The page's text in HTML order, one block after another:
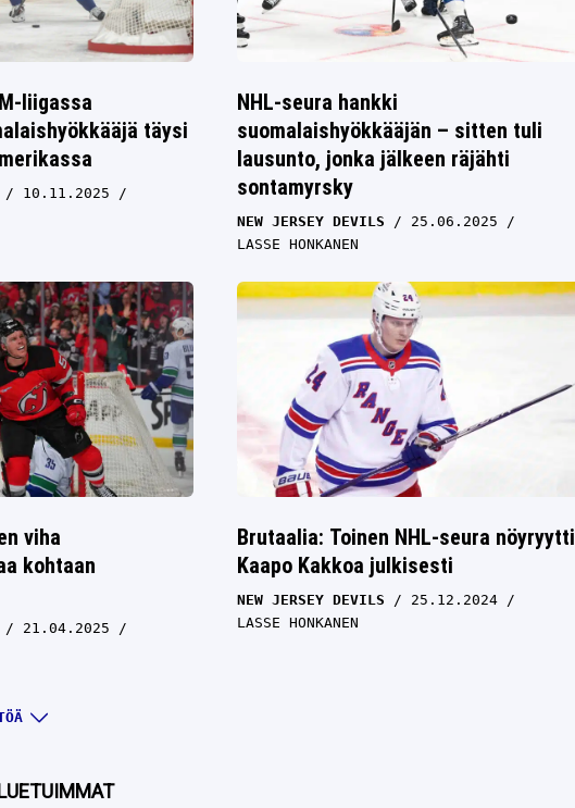
liigassa
täysi
10.11.2025
NHL-seura hankki
suomalaishyökkääjän – sitten tuli
lausunto, jonka jälkeen räjähti
sontamyrsky
NEW JERSEY DEVILS
25.06.2025
LASSE HONKANEN
viha
kohtaan
21.04.2025
Brutaalia: Toinen NHL-seura nöyryytti
Kaapo Kakkoa julkisesti
NEW JERSEY DEVILS
25.12.2024
LASSE HONKANEN